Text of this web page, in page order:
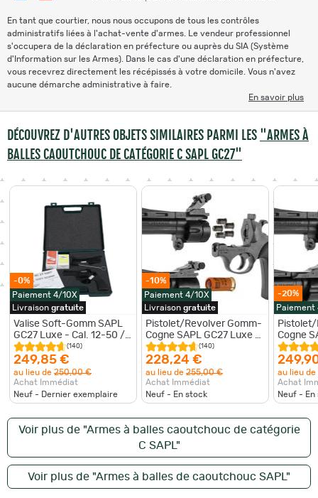
En tant que courtier, nous nous occupons de tous les contrôles
administratifs liées à l'achat-vente d'armes. Le vendeur professionnel
s'occupera de la déclaration en préfecture ou auprès du SIA (Système
d'Information sur les Armes). Dans le cas d'une déclaration en préfecture,
vous recevrez directement les récépissés à votre domicile. Vous n'avez
aucune démarche administrative à faire.
En savoir plus
DÉCOUVREZ D'AUTRES OBJETS SIMILAIRES PARMI LES "ARMES À
BALLES CAOUTCHOUC DE CATÉGORIE C SAPL GC27"
-0%
Paiement 4/10X
Livraison gratuite
Valise Soft-Gomm SAPL
GC27 Luxe - Cal. 12-50 /
8.8X10
(140)
249,85 €
au lieu de 250,00 €
Achat Immédiat
Neuf - Dernier exemplaire
-10%
Paiement 4/10X
Livraison gratuite
Pistolet/Revolver Gomm-
Cogne SAPL GC27 Luxe 2
canons Cal 12/50 &
8.8x10
(140)
228,24 €
au lieu de 255,00 €
Achat Immédiat
Neuf - En stock
-20%
Paiement
Pistolet/
Cogne
canons
au lieu de
Achat
Neuf - En
Voir plus de "Armes à balles caoutchouc de catégorie
C SAPL"
Voir plus de "Armes à balles de caoutchouc SAPL"